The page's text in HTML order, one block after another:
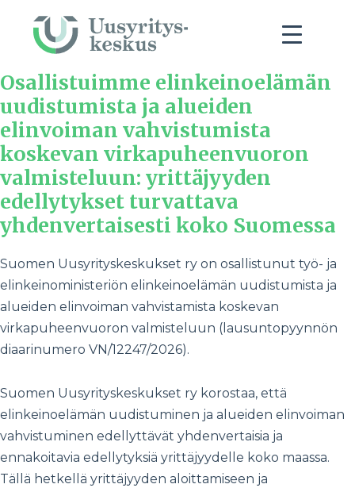
Osallistuimme elinkeinoelämän
uudistumista ja alueiden
elinvoiman vahvistumista
koskevan virkapuheenvuoron
valmisteluun: yrittäjyyden
edellytykset turvattava
yhdenvertaisesti koko Suomessa
Suomen Uusyrityskeskukset ry on osallistunut työ- ja
elinkeinoministeriön elinkeinoelämän uudistumista ja
alueiden elinvoiman vahvistamista koskevan
virkapuheenvuoron valmisteluun (lausuntopyynnön
diaarinumero VN/12247/2026).
Suomen Uusyrityskeskukset ry korostaa, että
elinkeinoelämän uudistuminen ja alueiden elinvoiman
vahvistuminen edellyttävät yhdenvertaisia ja
ennakoitavia edellytyksiä yrittäjyydelle koko maassa.
Tällä hetkellä yrittäjyyden aloittamiseen ja